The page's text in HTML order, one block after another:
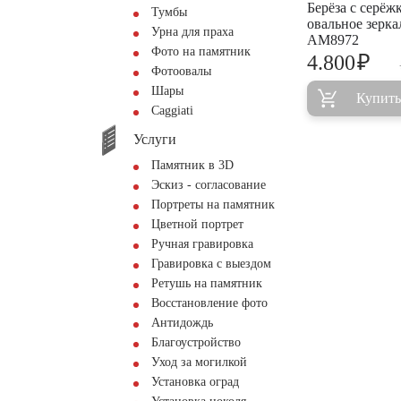
Тумбы
Урна для праха
Фото на памятник
Фотоовалы
Шары
Сaggiati
Услуги
Памятник в 3D
Эскиз - согласование
Портреты на памятник
Цветной портрет
Ручная гравировка
Гравировка с выездом
Ретушь на памятник
Восстановление фото
Антидождь
Благоустройство
Уход за могилкой
Установка оград
Берёза с
овальное
AM8972
4.800₽
Купить